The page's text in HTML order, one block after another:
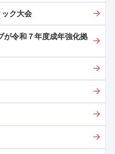
ク大会
が令和７年度成年強化拠